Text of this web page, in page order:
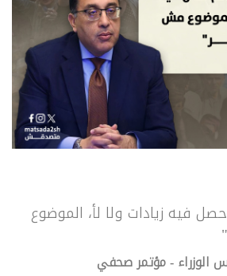
فيه زيادات ولا لأ، الموضوع
- مؤتمر صحفي